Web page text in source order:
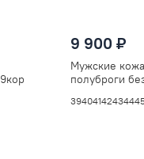
9 900 ₽
Мужские
полуброги
394041424344